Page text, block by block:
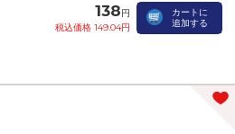
138円
税込価格 149.04円
カートに
追加する